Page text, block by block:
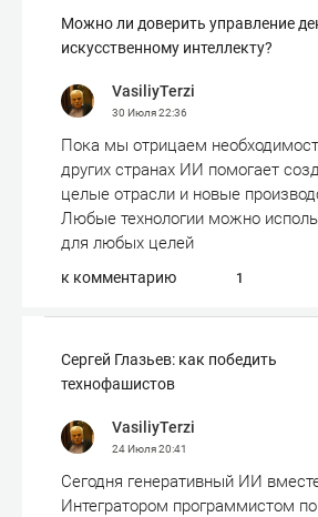
Можно ли доверить управление
искусственному интеллекту?
VasiliyTerzi
30 Июля22:36
Пока мы отрицаем
других странах ИИ помогает
целые отрасли и новые
Любые технологии можно
для любых целей
к комментарию 1
Сергей Глазьев: как победить
технофашистов
VasiliyTerzi
24 Июля20:41
Сегодня генеративный ИИ
Интегратором программистом по